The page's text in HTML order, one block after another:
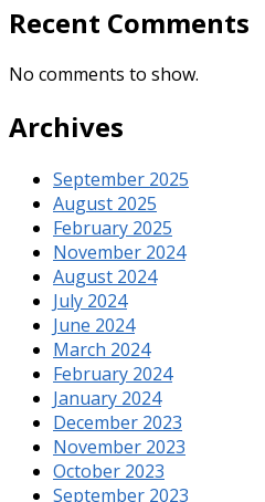
Recent Comments
No comments to show.
Archives
September 2025
August 2025
February 2025
November 2024
August 2024
July 2024
June 2024
March 2024
February 2024
January 2024
December 2023
November 2023
October 2023
September 2023